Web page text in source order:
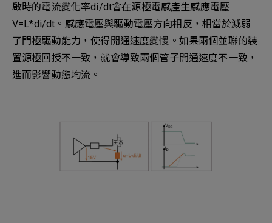
啟時的電流變化率di/dt會在源極電感產生感應電壓
V=L*di/dt。感應電壓與驅動電壓方向相反，相當於減弱
了門極驅動能力，使得開通速度變慢。如果兩個並聯的裝
置源極回授不一致，就會導致兩個管子開通速度不一致，
進而影響動態均流。